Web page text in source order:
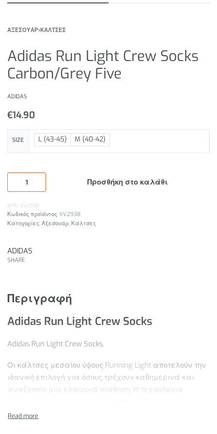
ΑΞΕΣΟΥΑΡ›ΚΑΛΤΣΕΣ
Adidas Run Light Crew Socks
Carbon/Grey Five
ADIDAS
€14.90
SIZE L (43-45) M (40-42)
Προσθήκη στο καλάθι
MPN: KV2938
KV2938
Κατηγορίες: Αξεσουάρ, Κάλτσες
ADIDAS
SHARE
Περιγραφή
Adidas Run Light Crew Socks
Adidas Run Light Crew Socks.
Οι κάλτσες μεσαίου ύψους Running Light αποτελούν την
ιδανική επιλογή για όσους τρέχουν καθημερινά και
αναζητούν μια ελαφριά αίσθηση. Η τεχνολογία
άνετος. Τα mesh τμήματα στο μπροστινό μέρος